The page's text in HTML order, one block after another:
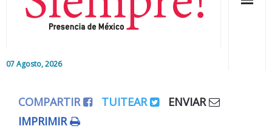
07 Agosto, 2026
Editorial
COMPARTIR TUITEAR
ENVIAR
IMPRIMIR